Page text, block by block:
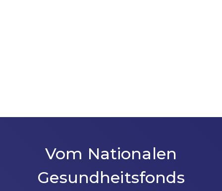
Vom Nationalen
Gesundheitsfonds